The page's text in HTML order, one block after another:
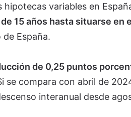
variables en
15 años hasta situarse en
España.
de 0,25 puntos
se compara con abril de
interanual desde